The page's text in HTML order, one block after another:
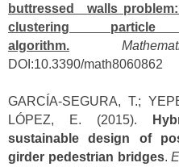
buttressed walls
clustering particle
algorithm.
DOI:10.3390/math8060862
GARCÍA-SEGURA, T.;
LÓPEZ, E. (2015).
sustainable design of
girder pedestrian bridges.